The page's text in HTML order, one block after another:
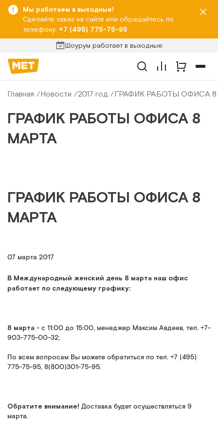
Мы работаем в выходные!
Сделайте заказ на сайте или обращайтесь по
телефону: +7 (495) 775-75-95
Шоурум работает в выходные
Главная Новости 2017 год ГРАФИК РАБОТЫ ОФИСА
ГРАФИК РАБОТЫ ОФИСА 8
МАРТА
ГРАФИК РАБОТЫ ОФИСА 8
МАРТА
07 марта 2017
В Международный женский день 8 марта наш офис
работает по следующему графику:
8 марта - с 11:00 до 15:00, менеджер Максим Авдеев, тел. +7-
903-775-00-32;
По всем вопросам Вы можете обратиться по тел. +7 (495)
775-75-95, 8(800)301-75-95.
Обратите внимание! Доставка будет осуществляться 9
марта.